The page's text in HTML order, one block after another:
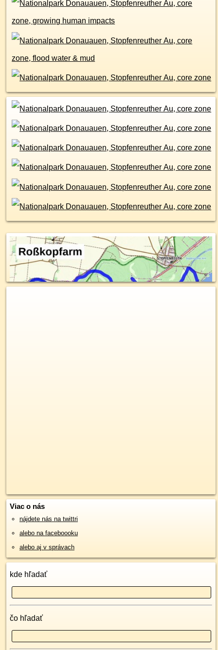
Viac o nás
nájdete nás na twittri
alebo na faceboooku
alebo aj v správach
kde hľadať
čo hľadať